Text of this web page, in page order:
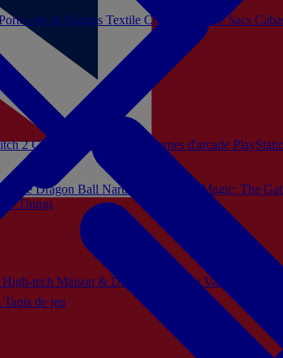
High-tech Maison & Décoration ModeVaisselle
2Consoles Xbox Series Bornes d'arcade
clés & Badges Textile Cosplay BeautéSacs
Tapis de jeu
PieceDragon Ball Naruto Hello KittyMagic: The
Things